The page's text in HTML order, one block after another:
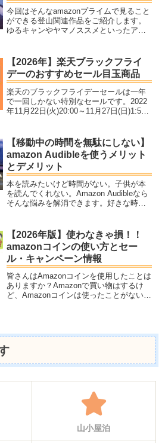
今回はそんなamazonプライムで見ること
ができる登山関連作品をご紹介します。
ゆるキャンやヤマノススメといったアニ
に入りの作品はありましたか？
【2026年】楽天ブラックフライ
デーのおすすめセール目玉商品
楽天のブラックフライデーセールは一年
で一回しかない特別なセールです。2022
年11月22日(火)20:00～11月27日(日)1:59
う！ブラックフライデーにかけたお得
な...
【移動中の時間を無駄にしない】
amazon Audibleを使うメリット
とデメリット
本を読みたいけど時間がない。子供が本
を読んでくれない。Amazon Audibleなら
そんな悩みを解消できます。好きな時
す。オーディオブックとはオーデ...
【2026年版】使わなきゃ損！！
amazonコインの使い方とセー
ル・キャンペーン情報
皆さんはAmazonコインを使用したことは
ありますか？Amazonで買い物はするけ
ど、Amazonコインは使ったことがない、
山小屋泊